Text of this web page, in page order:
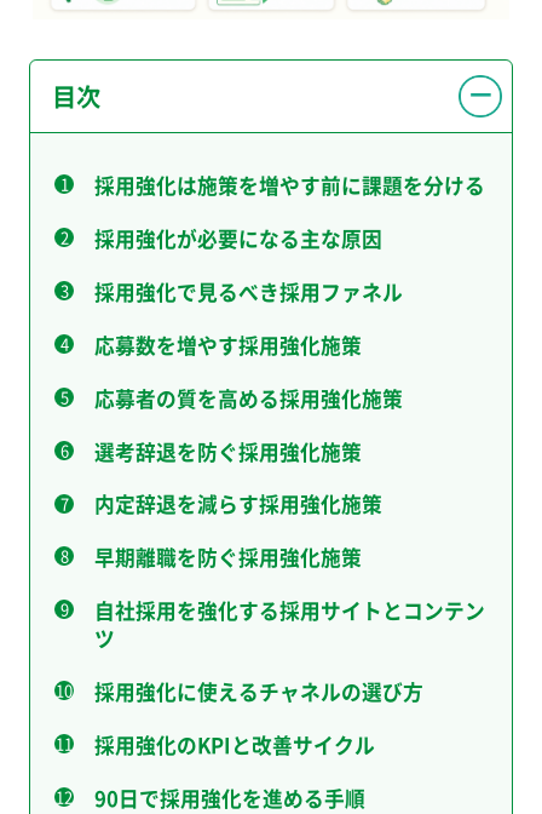
目次
採用強化は施策を増やす前に課題を分ける
採用強化が必要になる主な原因
採用強化で見るべき採用ファネル
応募数を増やす採用強化施策
応募者の質を高める採用強化施策
選考辞退を防ぐ採用強化施策
内定辞退を減らす採用強化施策
早期離職を防ぐ採用強化施策
自社採用を強化する採用サイトとコンテン
ツ
採用強化に使えるチャネルの選び方
採用強化のKPIと改善サイクル
90日で採用強化を進める手順